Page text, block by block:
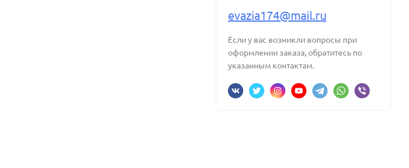
evazia174@mail.ru
Если у вас возникли вопросы при
оформлении заказа, обратитесь по
указанным контактам.